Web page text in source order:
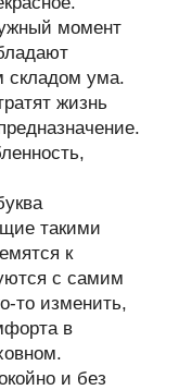
момент
складом ума.
жизнь
такими
к
с самим
то изменить,
в
и без